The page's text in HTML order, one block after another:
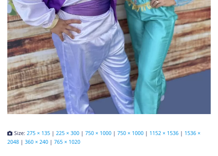
Size: 275 × 135 | 225 × 300 | 750 × 1000 | 750 × 1000 | 1152 × 1536 | 1536 ×
2048 | 360 × 240 | 765 × 1020